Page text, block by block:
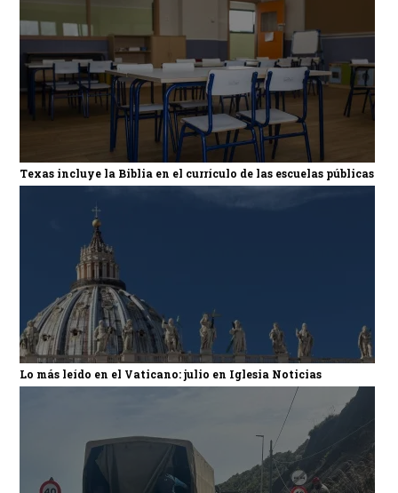
Texas incluye la Biblia en el currículo de las escuelas públicas
Lo más leído en el Vaticano: julio en Iglesia Noticias